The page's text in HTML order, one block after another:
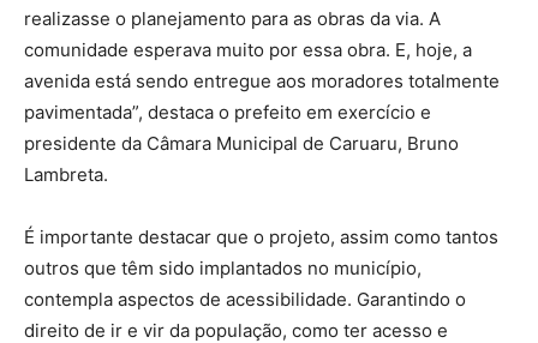
realizasse o planejamento para as obras da via. A
comunidade esperava muito por essa obra. E, hoje, a
avenida está sendo entregue aos moradores totalmente
pavimentada”, destaca o prefeito em exercício e
presidente da Câmara Municipal de Caruaru, Bruno
Lambreta.
É importante destacar que o projeto, assim como tantos
outros que têm sido implantados no município,
contempla aspectos de acessibilidade. Garantindo o
direito de ir e vir da população, como ter acesso e